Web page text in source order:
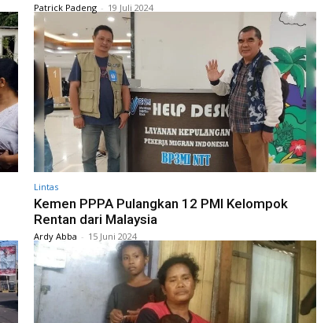
Patrick Padeng - 19 Juli 2024
Lintas
Kemen PPPA Pulangkan 12 PMI Kelompok
Rentan dari Malaysia
Ardy Abba - 15 Juni 2024